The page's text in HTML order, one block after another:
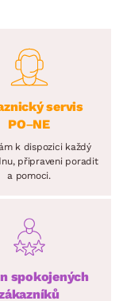
servis
PO–NE
k dispozici každý
připraveni poradit
a pomoci.
spokojených